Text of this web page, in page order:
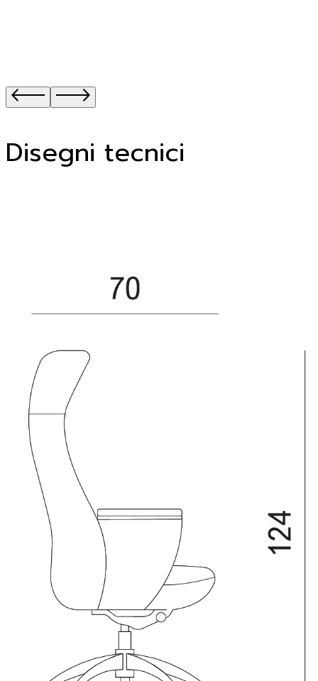
Disegni tecnici